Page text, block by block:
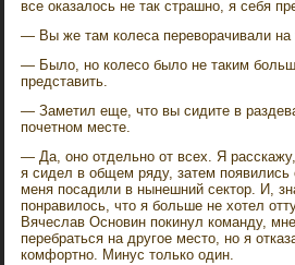
все оказалось не так страшно, я себя
— Вы же там колеса переворачивали на
— Было, но колесо было не таким
представить.
— Заметил еще, что вы сидите в
почетном месте.
— Да, оно отдельно от всех. Я
я сидел в общем ряду, затем
меня посадили в нынешний сектор. И,
понравилось, что я больше не хотел
Вячеслав Основин покинул команду,
перебраться на другое место, но я
комфортно. Минус только один.